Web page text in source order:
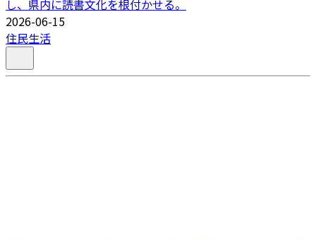
し、県内に読書文化を根付かせる。
2026-06-15
住民生活